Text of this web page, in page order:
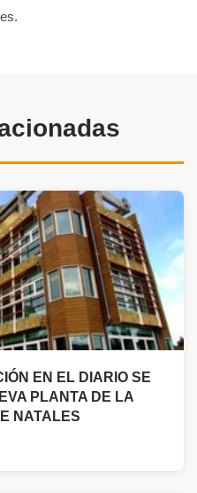
EN EL DIARIO SE
PLANTA DE LA
NATALES